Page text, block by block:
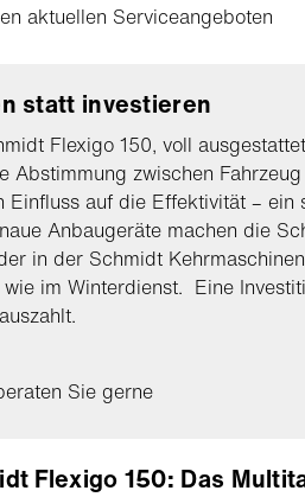
aktuellen Serviceangeboten
statt investieren
Flexigo 150, voll
Abstimmung zwischen
Einfluss auf die Effektivität – ein
Anbaugeräte machen die
in der Schmidt
im Winterdienst. Eine
Sie gerne
Flexigo 150: Das